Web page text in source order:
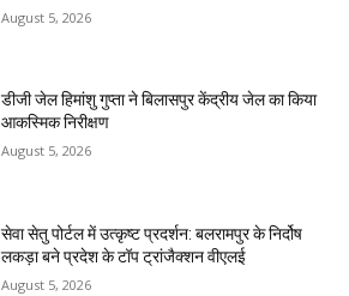
August 5, 2026
डीजी जेल हिमांशु गुप्ता ने बिलासपुर केंद्रीय जेल का किया
आकस्मिक निरीक्षण
August 5, 2026
सेवा सेतु पोर्टल में उत्कृष्ट प्रदर्शन: बलरामपुर के निर्दोष
लकड़ा बने प्रदेश के टॉप ट्रांजैक्शन वीएलई
August 5, 2026